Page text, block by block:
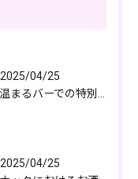
2025/04/25
2025/04/25